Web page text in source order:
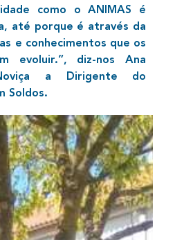
como o ANIMAS é
até porque é através da
e conhecimentos que os
evoluir.”, diz-nos Ana
a Dirigente do
Soldos.